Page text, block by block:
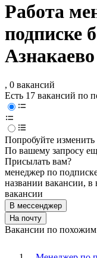
Работа
подписке
Азнакаево
, 0 вакансий
Есть 17 вакансий по
Попробуйте
По вашему запросу
Присылать вам?
менеджер по
названии вакансии,
вакансии
В мессенджер
На почту
Вакансии по похожим